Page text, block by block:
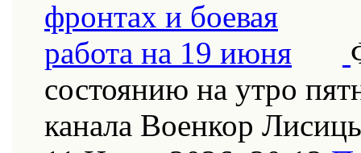
состоянию на утро
канала Военкор